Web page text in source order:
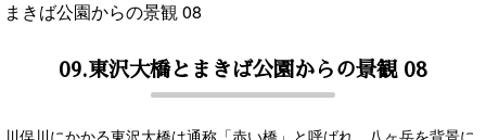
まきば公園からの景観 08
09.東沢大橋とまきば公園からの景観 08
川俣川にかかる東沢大橋は通称「赤い橋」と呼ばれ、八ヶ岳を背景に